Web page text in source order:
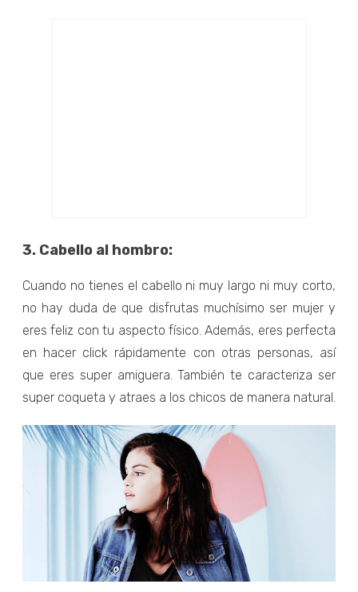
3. Cabello al hombro:
Cuando no tienes el cabello ni muy largo ni muy corto,
no hay duda de que disfrutas muchísimo ser mujer y
eres feliz con tu aspecto físico. Además, eres perfecta
en hacer click rápidamente con otras personas, así
que eres super amiguera. También te caracteriza ser
super coqueta y atraes a los chicos de manera natural.